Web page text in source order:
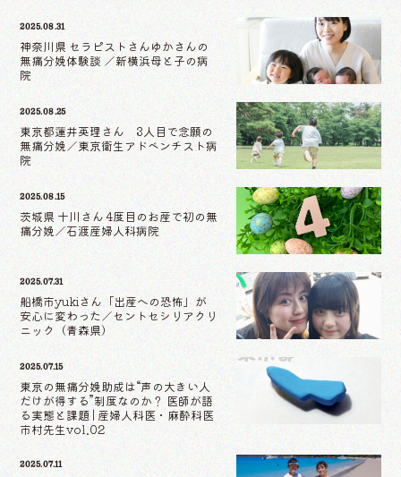
2025.08.31
神奈川県 セラピストさんゆかさんの
無痛分娩体験談 ／新横浜母と子の病
院
2025.08.25
東京都蓮井英理さん 3人目で念願の
無痛分娩／東京衛生アドベンチスト病
院
2025.08.15
茨城県 十川さん 4度目のお産で初の無
痛分娩／石渡産婦人科病院
2025.07.31
船橋市yukiさん「出産への恐怖」が
安心に変わった／セントセシリアクリ
ニック（青森県）
2025.07.15
東京の無痛分娩助成は“声の大きい人
だけが得する”制度なのか？ 医師が語
る実態と課題 | 産婦人科医・麻酔科医
市村先生vol.02
2025.07.11